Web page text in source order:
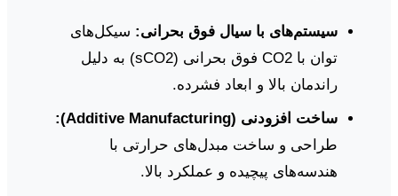
سیستم‌های با سیال فوق بحرانی: سیکل‌های
توان با CO2 فوق بحرانی (sCO2) به دلیل
راندمان بالا و ابعاد فشرده.
ساخت افزودنی (Additive Manufacturing):
طراحی و ساخت مبدل‌های حرارتی با
هندسه‌های پیچیده و عملکرد بالا.